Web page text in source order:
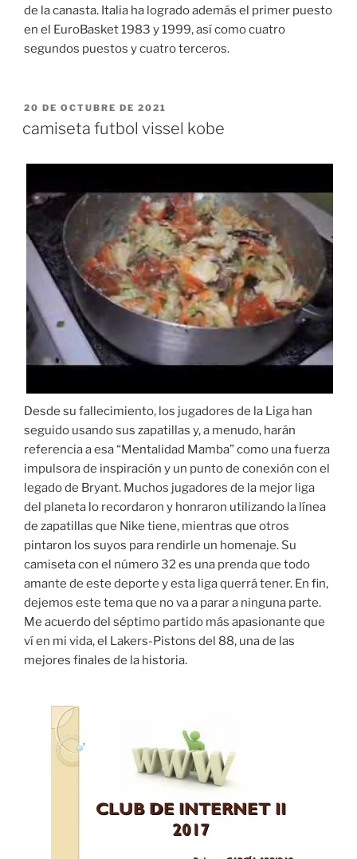
de la canasta. Italia ha logrado además el primer puesto
en el EuroBasket 1983 y 1999, así como cuatro
segundos puestos y cuatro terceros.
PUBLICADO
20 DE OCTUBRE DE 2021
camiseta futbol vissel kobe
Desde su fallecimiento, los jugadores de la Liga han
seguido usando sus zapatillas y, a menudo, harán
referencia a esa “Mentalidad Mamba” como una fuerza
impulsora de inspiración y un punto de conexión con el
legado de Bryant. Muchos jugadores de la mejor liga
del planeta lo recordaron y honraron utilizando la línea
de zapatillas que Nike tiene, mientras que otros
pintaron los suyos para rendirle un homenaje. Su
camiseta con el número 32 es una prenda que todo
amante de este deporte y esta liga querrá tener. En fin,
dejemos este tema que no va a parar a ninguna parte.
Me acuerdo del séptimo partido más apasionante que
ví en mi vida, el Lakers-Pistons del 88, una de las
mejores finales de la historia.